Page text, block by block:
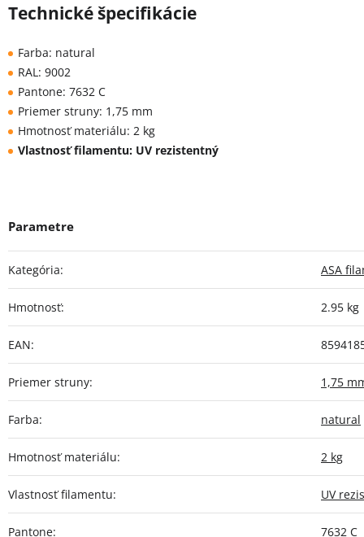
Technické špecifikácie
Farba: natural
RAL: 9002
Pantone: 7632 C
Priemer struny: 1,75 mm
Hmotnosť materiálu: 2 kg
Vlastnosť filamentu: UV rezistentný
Kategória: ASA
Hmotnosť: 2.95 kg
EAN:
Priemer struny: 1,75
Farba: natural
Hmotnosť materiálu: 2 kg
Vlastnosť filamentu: UV
Pantone: 7632 C